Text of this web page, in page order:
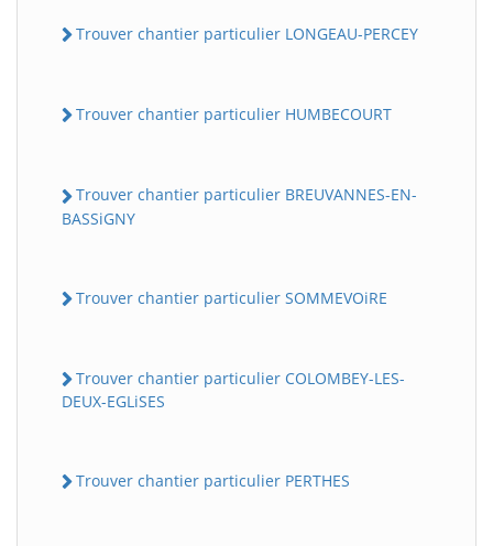
Trouver chantier particulier LONGEAU-PERCEY
Trouver chantier particulier HUMBECOURT
Trouver chantier particulier BREUVANNES-EN-
BASSiGNY
Trouver chantier particulier SOMMEVOiRE
Trouver chantier particulier COLOMBEY-LES-
DEUX-EGLiSES
Trouver chantier particulier PERTHES